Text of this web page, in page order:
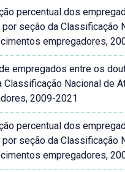
percentual dos
seção da Classificação
empregadores,
empregados entre os
Classificação Nacional de
2009-2021
percentual dos
seção da Classificação
empregadores,